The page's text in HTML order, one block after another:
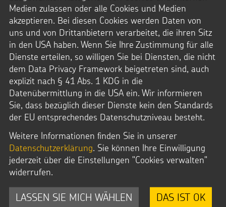
Hilfsprojekt in Kenia können Sie das Leben vieler
Menschen verändern.
Mit weniger als 8 Euro ermöglichen Sie einem Kind,
die Schule von Pfarrer Wycliffe einen Monat lang zu
besuchen.
Mit knapp 25 Euro sichern sie die Ernährung und
den Schulbesuch von einem Kind für 3 Monate.
Mit 85 Euro ist das Schulgeld für ein Kind im Jahr
vollständig beglichen.
Möchten Sie von
bereitgestellte externe Inhalte laden?
Medien zulassen oder alle Cookies und Medien
akzeptieren. Bei diesen Cookies werden Daten von
uns und von Drittanbietern verarbeitet, die ihren Sitz
in den USA haben. Wenn Sie Ihre Zustimmung für alle
Dienste erteilen, so willigen Sie bei Diensten, die nicht
dem Data Privacy Framework beigetreten sind, auch
explizit nach § 41 Abs. 1 KDG in die
Datenübermittlung in die USA ein. Wir informieren
Sie, dass bezüglich dieser Dienste kein den Standards
der EU entsprechendes Datenschutzniveau besteht.
Weitere Informationen finden Sie in unserer
Datenschutzerklärung. Sie können Ihre Einwilligung
jederzeit über die Einstellungen "Cookies verwalten"
widerrufen.
LASSEN SIE MICH WÄHLEN DAS IST OK